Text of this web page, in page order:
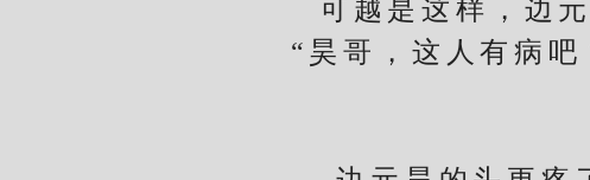
可越是这样，边元
“昊哥，这人有病吧